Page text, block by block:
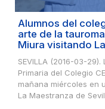
Alumnos del
arte de la
Miura visitando
SEVILLA (2016-03-
Primaria del Colegio
mañana miércoles en
La Maestranza de